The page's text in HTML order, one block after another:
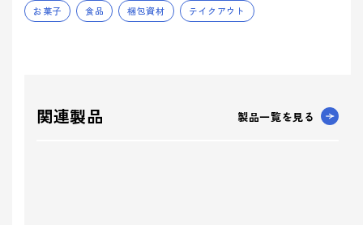
お菓子 食品 梱包資材 テイクアウト
関連製品 製品一覧を見る